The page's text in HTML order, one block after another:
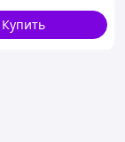
Купить